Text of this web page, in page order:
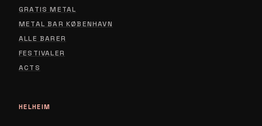
GRATIS METAL
METAL BAR KØBENHAVN
ALLE BARER
FESTIVALER
ACTS
HELHEIM